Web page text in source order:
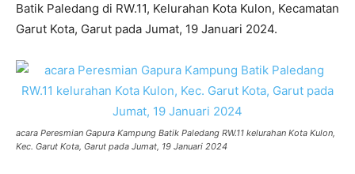
Batik Paledang di RW.11, Kelurahan Kota Kulon, Kecamatan
Garut Kota, Garut pada Jumat, 19 Januari 2024.
acara Peresmian Gapura Kampung Batik Paledang RW.11 kelurahan Kota Kulon,
Kec. Garut Kota, Garut pada Jumat, 19 Januari 2024